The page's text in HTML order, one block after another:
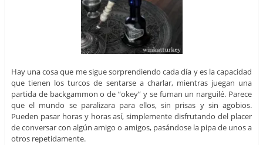
Hay una cosa que me sigue sorprendiendo cada día y es la capacidad
que tienen los turcos de sentarse a charlar, mientras juegan una
partida de backgammon o de “okey” y se fuman un narguilé. Parece
que el mundo se paralizara para ellos, sin prisas y sin agobios.
Pueden pasar horas y horas así, simplemente disfrutando del placer
de conversar con algún amigo o amigos, pasándose la pipa de unos a
otros repetidamente.